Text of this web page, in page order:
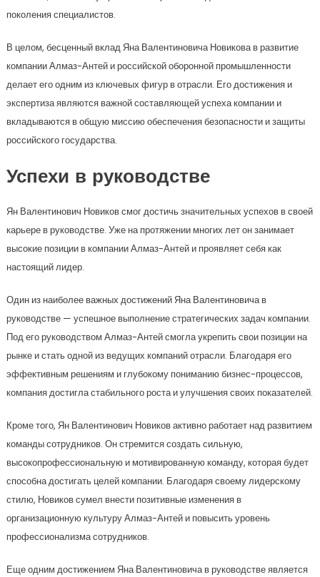
поколения специалистов.
В целом, бесценный вклад Яна Валентиновича Новикова в развитие
компании Алмаз-Антей и российской оборонной промышленности
делает его одним из ключевых фигур в отрасли. Его достижения и
экспертиза являются важной составляющей успеха компании и
вкладываются в общую миссию обеспечения безопасности и защиты
российского государства.
Успехи в руководстве
Ян Валентинович Новиков смог достичь значительных успехов в своей
карьере в руководстве. Уже на протяжении многих лет он занимает
высокие позиции в компании Алмаз-Антей и проявляет себя как
настоящий лидер.
Один из наиболее важных достижений Яна Валентиновича в
руководстве — успешное выполнение стратегических задач компании.
Под его руководством Алмаз-Антей смогла укрепить свои позиции на
рынке и стать одной из ведущих компаний отрасли. Благодаря его
эффективным решениям и глубокому пониманию бизнес-процессов,
компания достигла стабильного роста и улучшения своих показателей.
Кроме того, Ян Валентинович Новиков активно работает над развитием
команды сотрудников. Он стремится создать сильную,
высокопрофессиональную и мотивированную команду, которая будет
способна достигать целей компании. Благодаря своему лидерскому
стилю, Новиков сумел внести позитивные изменения в
организационную культуру Алмаз-Антей и повысить уровень
профессионализма сотрудников.
Еще одним достижением Яна Валентиновича в руководстве является